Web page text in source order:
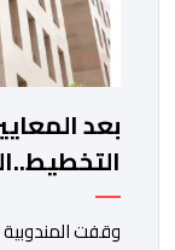
بعد
المائة
وقفت